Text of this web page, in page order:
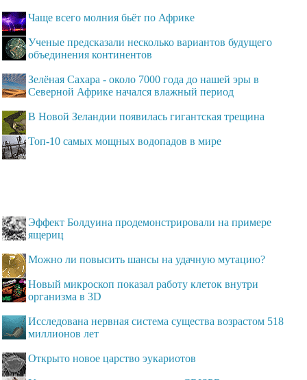
Чаще всего молния бьёт по Африке
Ученые предсказали несколько вариантов будущего
объединения континентов
Зелёная Сахара - около 7000 года до нашей эры в
Северной Африке начался влажный период
В Новой Зеландии появилась гигантская трещина
Топ-10 самых мощных водопадов в мире
Эффект Болдуина продемонстрировали на примере
ящериц
Можно ли повысить шансы на удачную мутацию?
Новый микроскоп показал работу клеток внутри
организма в 3D
Исследована нервная система существа возрастом 518
миллионов лет
Открыто новое царство эукариотов